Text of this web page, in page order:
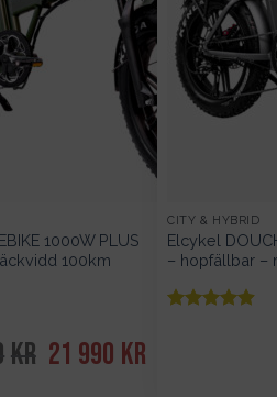
1000W PLUS
100km
kr Det
ursprungliga
21 990 krDet
nuvarande
CITY & HYBRID
Elcykel
– hopfällbar –